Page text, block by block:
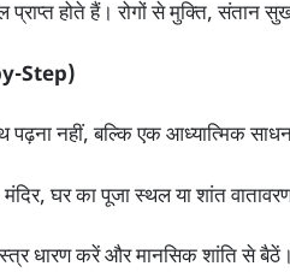
प्राप्त होते हैं। रोगों से मुक्ति, संतान
Step)
नहीं, बल्कि एक आध्यात्मिक
मंदिर, घर का पूजा स्थल या शांत
धारण करें और मानसिक शांति से बैठें।